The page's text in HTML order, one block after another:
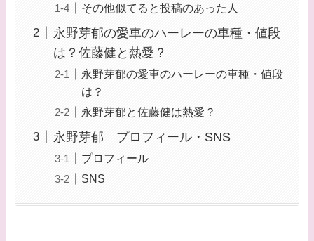
その他似てると投稿のあった人
永野芽郁の愛車のハーレーの車種・値段
は？佐藤健と熱愛？
永野芽郁の愛車のハーレーの車種・値段
は？
永野芽郁と佐藤健は熱愛？
永野芽郁 プロフィール・SNS
プロフィール
SNS